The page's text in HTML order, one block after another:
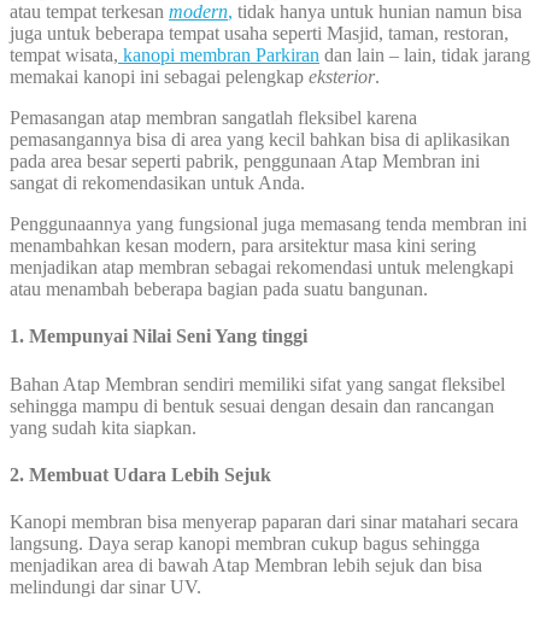
atau tempat terkesan modern, tidak hanya untuk hunian namun bisa
juga untuk beberapa tempat usaha seperti Masjid, taman, restoran,
tempat wisata, kanopi membran Parkiran dan lain – lain, tidak jarang
memakai kanopi ini sebagai pelengkap eksterior.
Pemasangan atap membran sangatlah fleksibel karena
pemasangannya bisa di area yang kecil bahkan bisa di aplikasikan
pada area besar seperti pabrik, penggunaan Atap Membran ini
sangat di rekomendasikan untuk Anda.
Penggunaannya yang fungsional juga memasang tenda membran ini
menambahkan kesan modern, para arsitektur masa kini sering
menjadikan atap membran sebagai rekomendasi untuk melengkapi
atau menambah beberapa bagian pada suatu bangunan.
1. Mempunyai Nilai Seni Yang tinggi
Bahan Atap Membran sendiri memiliki sifat yang sangat fleksibel
sehingga mampu di bentuk sesuai dengan desain dan rancangan
yang sudah kita siapkan.
2. Membuat Udara Lebih Sejuk
Kanopi membran bisa menyerap paparan dari sinar matahari secara
langsung. Daya serap kanopi membran cukup bagus sehingga
menjadikan area di bawah Atap Membran lebih sejuk dan bisa
melindungi dar sinar UV.